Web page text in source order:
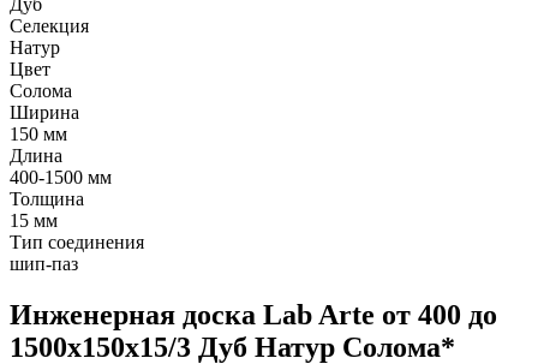
Селекция
Натур
Цвет
Солома
Ширина
150 мм
Длина
400-1500 мм
Толщина
15 мм
Тип соединения
шип-паз
Инженерная доска Lab Arte от 400 до
1500х150х15/3 Дуб Натур Солома*